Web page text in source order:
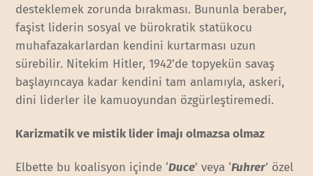
desteklemek zorunda bırakması. Bununla beraber,
faşist liderin sosyal ve bürokratik statükocu
muhafazakarlardan kendini kurtarması uzun
sürebilir. Nitekim Hitler, 1942’de topyekün savaş
başlayıncaya kadar kendini tam anlamıyla, askeri,
dini liderler ile kamuoyundan özgürleştiremedi.
Karizmatik ve mistik lider imajı olmazsa olmaz
Elbette bu koalisyon içinde ‘Duce’ veya ‘Fuhrer’ özel